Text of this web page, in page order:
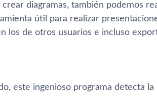
diagramas, también podemos
útil para realizar
los de otros usuarios e incluso
este ingenioso programa detecta la